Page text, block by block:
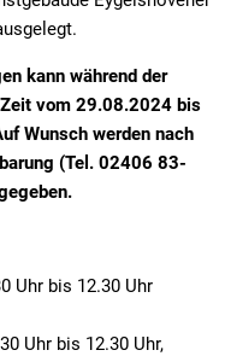
kann während der
vom 29.08.2024 bis
Wunsch werden nach
(Tel. 02406 83-
bis 12.30 Uhr
12.30 Uhr,